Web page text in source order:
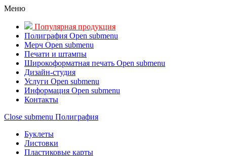
Меню
Популярная продукция
Полиграфия Open submenu
Мерч Open submenu
Печати и штампы
Широкоформатная печать Open submenu
Дизайн-студия
Услуги Open submenu
Информация Open submenu
Контакты
Close submenu Полиграфия
Буклеты
Листовки
Пластиковые карты